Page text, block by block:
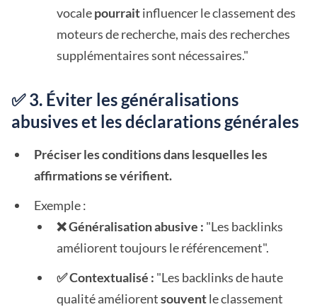
vocalepourraitinfluencer le classement des
moteurs de recherche, mais des recherches
supplémentaires sont nécessaires."
✅ 3. Éviter les généralisations
abusives et les déclarations générales
Préciser les conditions dans lesquelles les
affirmations se vérifient.
Exemple :
❌ Généralisation abusive : "Les backlinks
améliorent toujours le référencement".
✅ Contextualisé : "Les backlinks de haute
qualité améliorentsouventle classement